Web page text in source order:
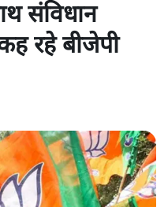
संविधान
रहे बीजेपी